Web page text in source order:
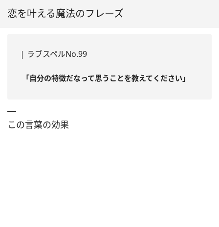
恋を叶える魔法のフレーズ
ラブスペルNo.99
「自分の特徴だなって思うことを教えてください」
この言葉の効果